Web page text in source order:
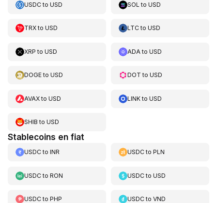
USDCto USD SOL toUSD
TRXto USD LTCtoUSD
XRP to USD ADA toUSD
DOGEto USD DOT toUSD
AVAXto USD LINKtoUSD
SHIB to USD
Stablecoins en fiat
USDCto INR USDCtoPLN
USDCto RON USDCtoUSD
USDCto PHP USDCtoVND